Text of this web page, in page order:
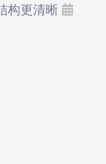
构更清晰